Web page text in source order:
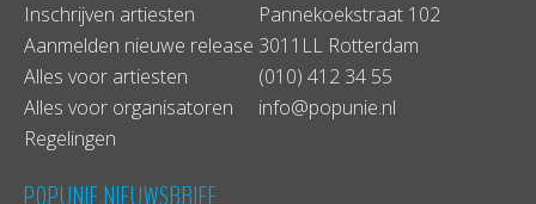
Inschrijven artiesten
Aanmelden nieuwe release
Alles voor artiesten
Alles voor organisatoren
Regelingen
Pannekoekstraat 102
3011LL Rotterdam
(010) 412 34 55
info@popunie.nl